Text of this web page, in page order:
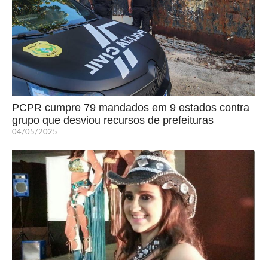
PCPR cumpre 79 mandados em 9 estados contra
grupo que desviou recursos de prefeituras
04/05/2025